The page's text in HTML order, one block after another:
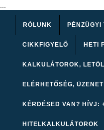
...
RÓLUNK
CIKKFIGYELŐ HETI
KALKULÁTOROK,
ELÉRHETŐSÉG, ÜZENET
KÉRDÉSED VAN? HÍVJ:
HITELKALKULÁTOROK